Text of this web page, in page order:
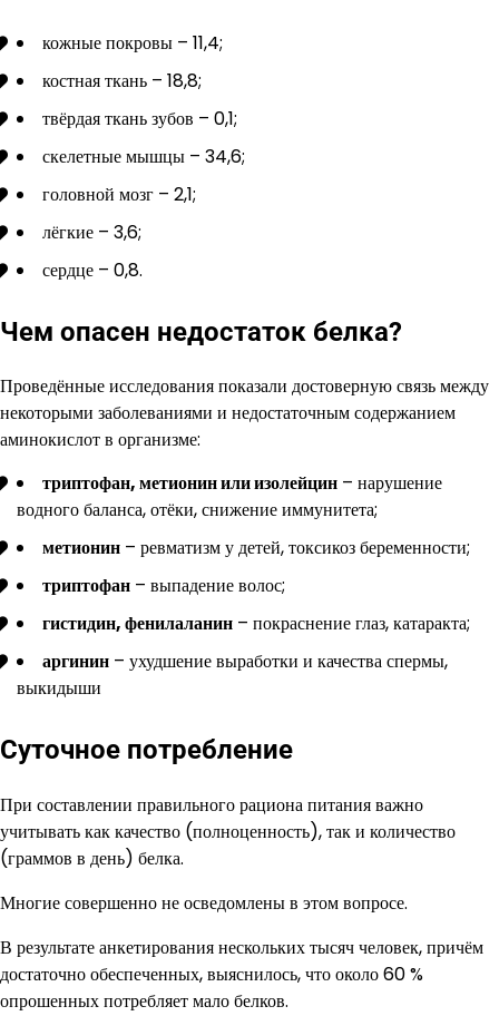
кожные покровы – 11,4;
костная ткань – 18,8;
твёрдая ткань зубов – 0,1;
скелетные мышцы – 34,6;
головной мозг – 2,1;
лёгкие – 3,6;
сердце – 0,8.
Чем опасен недостаток белка?
Проведённые исследования показали достоверную связь между
некоторыми заболеваниями и недостаточным содержанием
аминокислот в организме:
триптофан, метионин или изолейцин – нарушение
водного баланса, отёки, снижение иммунитета;
метионин – ревматизм у детей, токсикоз беременности;
триптофан – выпадение волос;
гистидин, фенилаланин – покраснение глаз, катаракта;
аргинин – ухудшение выработки и качества спермы,
выкидыши
Суточное потребление
При составлении правильного рациона питания важно
учитывать как качество (полноценность), так и количество
(граммов в день) белка.
Многие совершенно не осведомлены в этом вопросе.
В результате анкетирования нескольких тысяч человек, причём
достаточно обеспеченных, выяснилось, что около 60 %
опрошенных потребляет мало белков.